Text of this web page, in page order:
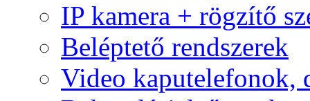
IP kamera + rögzítő
Beléptető rendszerek
Video kaputelefonok,